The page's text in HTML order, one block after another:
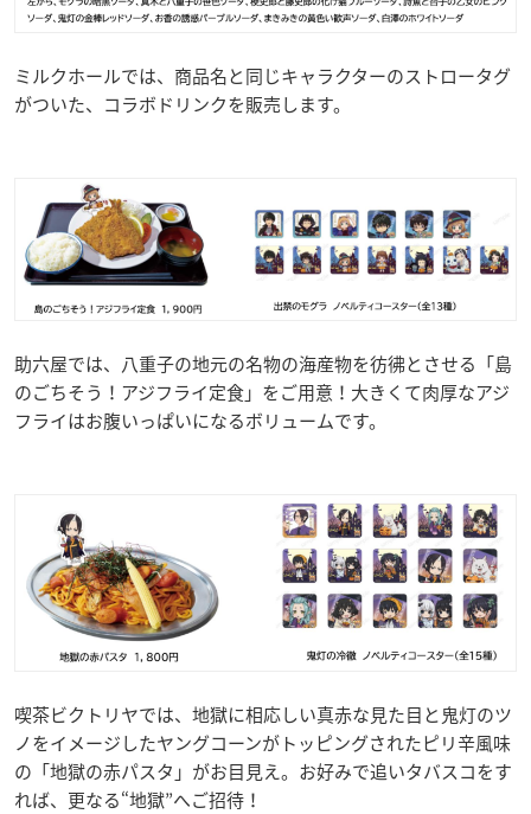
ミルクホールでは、商品名と同じキャラクターのストロータグ
がついた、コラボドリンクを販売します。
助六屋では、八重子の地元の名物の海産物を彷彿とさせる「島
のごちそう！アジフライ定食」をご用意！大きくて肉厚なアジ
フライはお腹いっぱいになるボリュームです。
喫茶ビクトリヤでは、地獄に相応しい真赤な見た目と鬼灯のツ
ノをイメージしたヤングコーンがトッピングされたピリ辛風味
の「地獄の赤パスタ」がお目見え。お好みで追いタバスコをす
れば、更なる“地獄”へご招待！